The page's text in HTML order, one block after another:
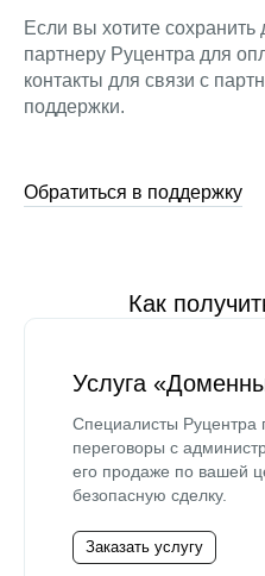
Если вы хотите
партнеру Руцентра для
контакты для связи с
поддержки.
Обратиться в поддержку
Как
Услуга
Специалисты Руцентра
переговоры с
его продаже по вашей
безопасную сделку.
Заказать услугу